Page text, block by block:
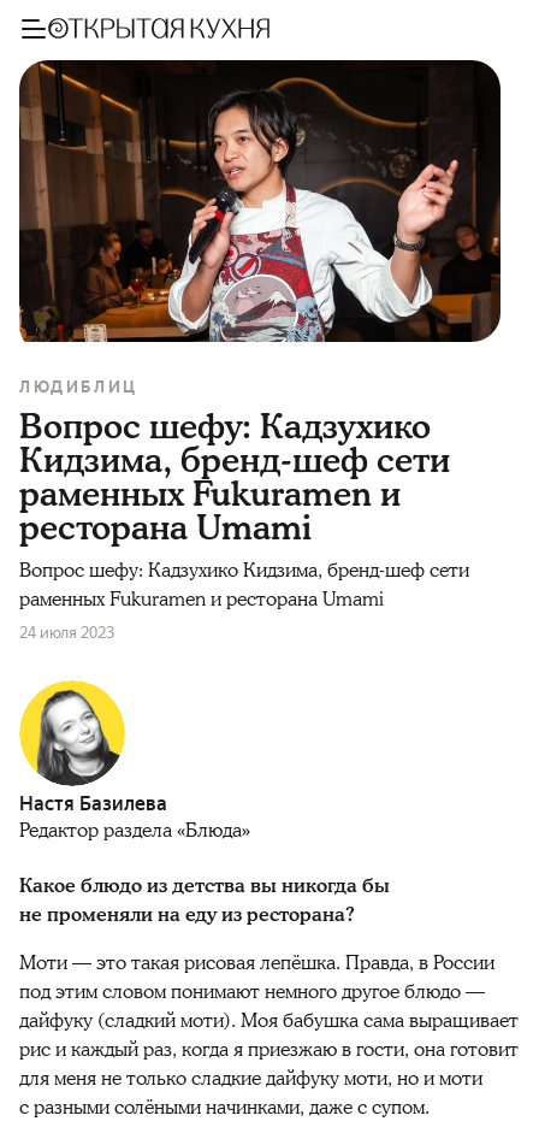
ЛЮДИ БЛИЦ
Вопрос шефу: Кадзухико
Кидзима, бренд-шеф сети
раменных Fukuramen и
ресторана Umami
Вопрос шефу: Кадзухико Кидзима, бренд-шеф сети
раменных Fukuramen и ресторана Umami
24 июля 2023
Настя Базилева
Редактор раздела «Блюда»
Какое блюдо из детства вы никогда бы
не променяли на еду из ресторана?
Моти — это такая рисовая лепёшка. Правда, в России
под этим словом понимают немного другое блюдо —
дайфуку (сладкий моти). Моя бабушка сама выращивает
рис и каждый раз, когда я приезжаю в гости, она готовит
для меня не только сладкие дайфуку моти, но и моти
с разными солёными начинками, даже с супом.